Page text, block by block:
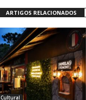
ARTIGOS RELACIONADOS
Cultural